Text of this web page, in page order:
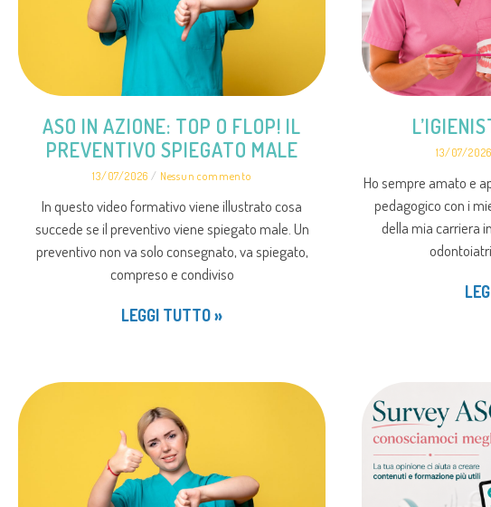
ASO IN AZIONE: TOP O FLOP! IL
PREVENTIVO SPIEGATO MALE
13/07/2026 Nessun commento
In questo video formativo viene illustrato cosa
succede se il preventivo viene spiegato male. Un
preventivo non va solo consegnato, va spiegato,
compreso e condiviso
LEGGI TUTTO »
13/07/
Ho sempre amato e
pedagogico con i
della mia carriera